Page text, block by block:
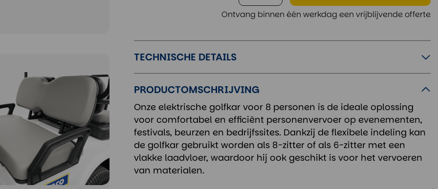
Ontvang binnen één werkdag een vrijblijvende offerte
TECHNISCHE DETAILS
PRODUCTOMSCHRIJVING
Onze elektrische golfkar voor 8 personen is de ideale oplossing
voor comfortabel en efficiënt personenvervoer op evenementen,
festivals, beurzen en bedrijfssites. Dankzij de flexibele indeling kan
de golfkar gebruikt worden als 8-zitter of als 6-zitter met een
vlakke laadvloer, waardoor hij ook geschikt is voor het vervoeren
van materialen.